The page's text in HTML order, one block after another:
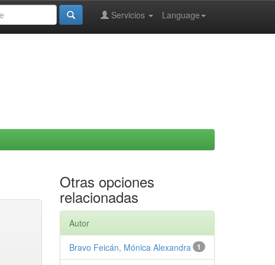
Language
Servicios
Otras opciones
relacionadas
Autor
1
Bravo Feicán, Mónica Alexandra